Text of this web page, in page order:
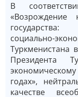
В
«Возрождение
социально-
Туркменистана
Президента
годах»,
качестве